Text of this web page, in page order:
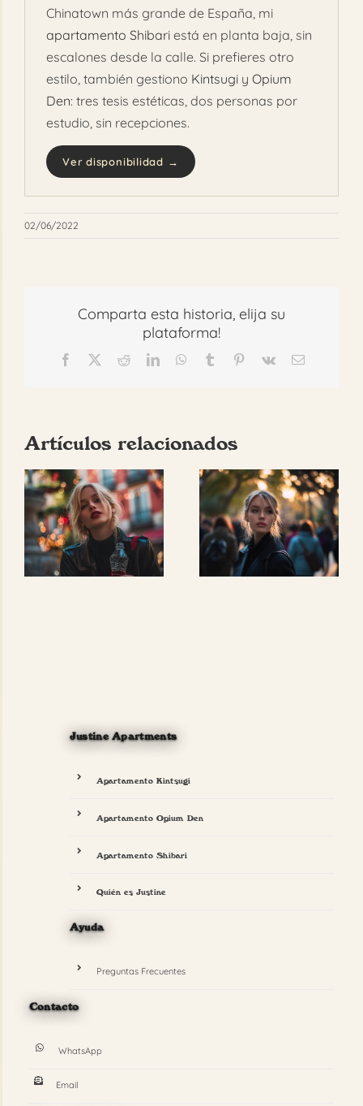
Chinatown más grande de España, mi
apartamento Shibari está en planta baja, sin
escalones desde la calle. Si prefieres otro
estilo, también gestiono Kintsugi y Opium
Den: tres tesis estéticas, dos personas por
estudio, sin recepciones.
Ver disponibilidad →
02/06/2022
Comparta esta historia, elija su
plataforma!
Facebook RedditLinkedInWhatsApp
Tumblr Pinterest
Vk
Correo
Artículos relacionados
Justine Apartments
Apartamento Kintsugi
Apartamento Opium Den
Apartamento Shibari
Quién es Justine
Ayuda
Preguntas Frecuentes
Contacto
WhatsApp
Email